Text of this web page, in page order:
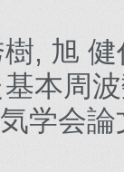
, 旭
本周
学会